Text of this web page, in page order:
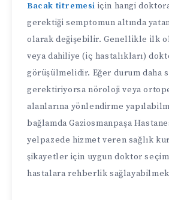
Bacak titremesi için hangi
gerektiği semptomun altında
olarak değişebilir. Genellikle ilk
veya dahiliye (iç hastalıkları)
görüşülmelidir. Eğer durum daha
gerektiriyorsa nöroloji veya
alanlarına yönlendirme
bağlamda Gaziosmanpaşa
yelpazede hizmet veren sağlık
şikayetler için uygun doktor
hastalara rehberlik